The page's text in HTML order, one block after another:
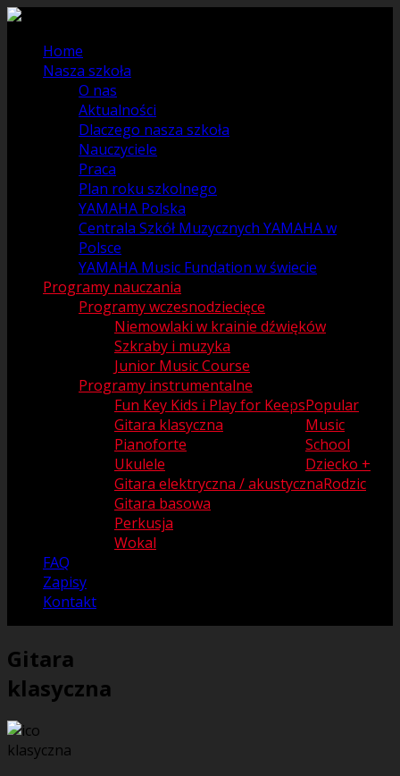
Home
Nasza szkoła
O nas
Aktualności
Dlaczego nasza szkoła
Nauczyciele
Praca
Plan roku szkolnego
YAMAHA Polska
Centrala Szkół Muzycznych YAMAHA w
Polsce
YAMAHA Music Fundation w świecie
Programy nauczania
Programy wczesnodziecięce
Niemowlaki w krainie dźwięków
Szkraby i muzyka
Junior Music Course
Programy instrumentalne
Fun Key Kids i Play for Keeps
Gitara klasyczna
Pianoforte
Ukulele
Popular
Music
School
Gitara elektryczna / akustyczna
Gitara basowa
Perkusja
Wokal
Dziecko +
Rodzic
FAQ
Zapisy
Kontakt
Gitara
klasyczna